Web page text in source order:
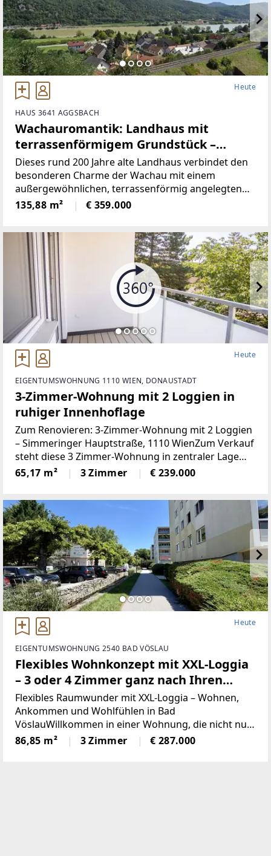
Heute
HAUS 3641 AGGSBACH
Wachauromantik: Landhaus mit
terrassenförmigem Grundstück –
Donaublick vom oberen
Grundstücksbereich
Dieses rund 200 Jahre alte Landhaus verbindet den
besonderen Charme der Wachau mit einem
außergewöhnlichen, terrassenförmig angelegten
Grundstück. Vom oberen Bereich eröffnet sich ein
beeindruckender Blick auf die Donau und die
135,88 m² € 359.000
Heute
EIGENTUMSWOHNUNG 1110 WIEN, DONAUSTADT
3-Zimmer-Wohnung mit 2 Loggien in
ruhiger Innenhoflage
Zum Renovieren: 3-Zimmer-Wohnung mit 2 Loggien
– Simmeringer Hauptstraße, 1110 WienZum Verkauf
steht diese 3 Zimmer-Wohnung in zentraler Lage
mit ausgezeichneter Infrastruktur. Die Wohnung
befindet sich in ruhiger Innenhoflage.Objektdetails
65,17 m² 3 Zimmer € 239.000
Heute
EIGENTUMSWOHNUNG 2540 BAD VÖSLAU
Flexibles Wohnkonzept mit XXL-Loggia
– 3 oder 4 Zimmer ganz nach Ihren
Wünschen
Flexibles Raumwunder mit XXL-Loggia – Wohnen,
Ankommen und Wohlfühlen in Bad
VöslauWillkommen in einer Wohnung, die nicht nur
durch ihre großzügige Raumaufteilung überzeugt,
sondern auch vielfältige Gestaltungsmöglichkeiten
86,85 m² 3 Zimmer € 287.000